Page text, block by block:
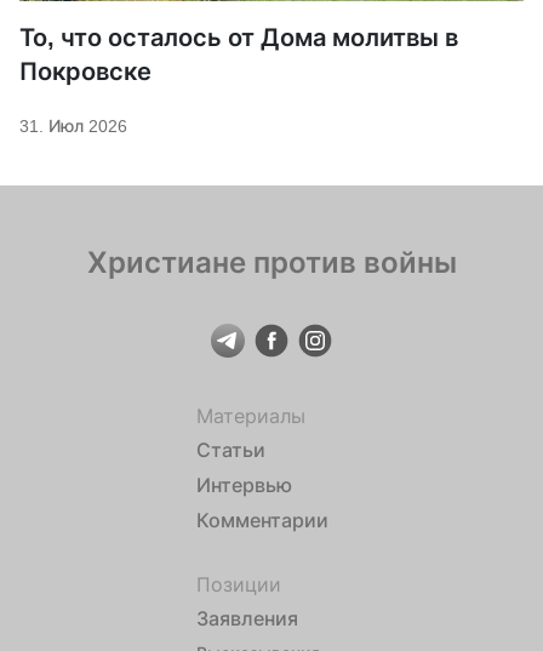
То, что осталось от Дома молитвы в
Покровске
31. Июл 2026
Христиане против войны
Материалы
Статьи
Интервью
Комментарии
Позиции
Заявления